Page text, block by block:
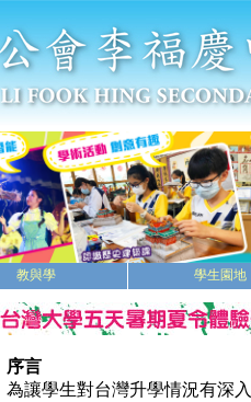
教與學 學生園地
序言
為讓學生對台灣升學情況有深